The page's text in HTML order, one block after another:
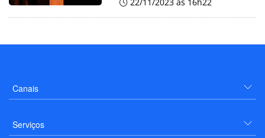
Canais
Serviços